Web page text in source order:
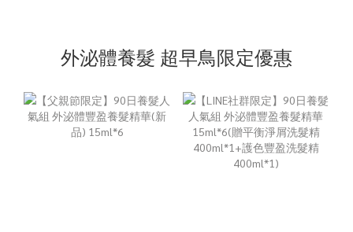
外泌體養髮 超早鳥限定優惠